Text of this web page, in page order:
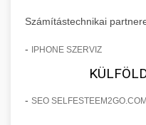
Számítástechnikai
- IPHONE SZERVIZ
- SEO SELFESTEEM2GO.COM